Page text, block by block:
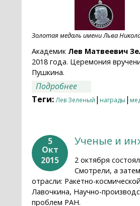
Золотая медаль имени Льва
Академик Лев Матвеевич
2018 года. Церемония
Пушкина.
Подробнее
Теги:Лев Зеленый | награды |
5
Окт
2015
Ученые и
2 октября
Смотрели, а
отрасли: Ракетно-
Лавочкина, Научно-
проблем РАН.